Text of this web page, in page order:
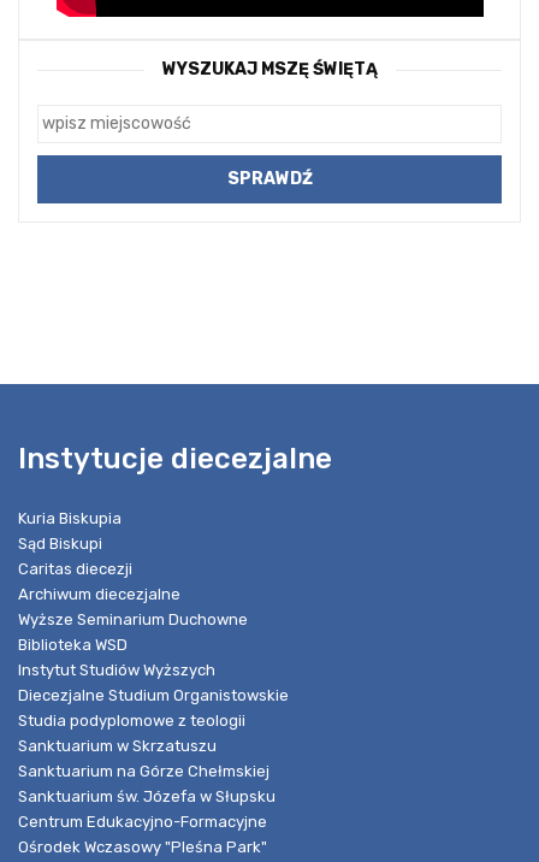
WYSZUKAJ MSZĘ ŚWIĘTĄ
Instytucje diecezjalne
Kuria Biskupia
Sąd Biskupi
Caritas diecezji
Archiwum diecezjalne
Wyższe Seminarium Duchowne
Biblioteka WSD
Instytut Studiów Wyższych
Diecezjalne Studium Organistowskie
Studia podyplomowe z teologii
Sanktuarium w Skrzatuszu
Sanktuarium na Górze Chełmskiej
Sanktuarium św. Józefa w Słupsku
Centrum Edukacyjno-Formacyjne
Ośrodek Wczasowy "Pleśna Park"